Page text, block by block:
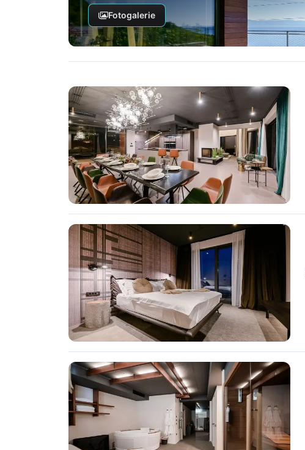
Fotogalerie